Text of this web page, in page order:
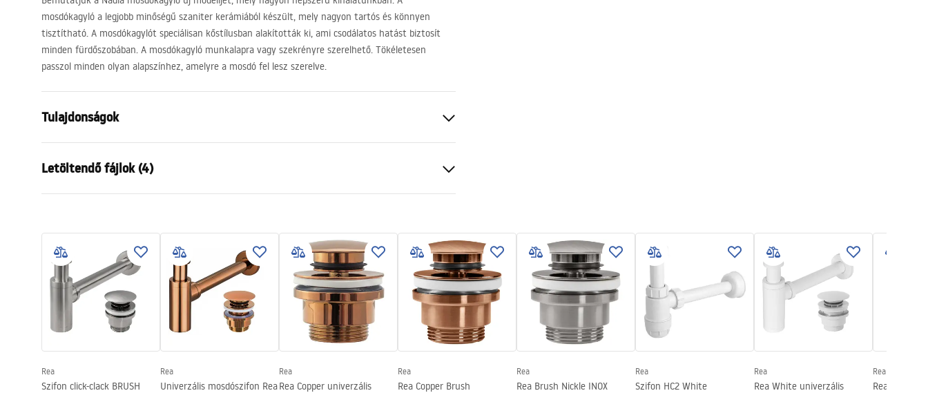
mosdókagyló a legjobb minőségű szaniter kerámiából készült, mely nagyon tartós és könnyen
tisztítható. A mosdókagylót speciálisan kőstílusban alakították ki, ami csodálatos hatást biztosít
minden fürdőszobában. A mosdókagyló munkalapra vagy szekrényre szerelhető. Tökéletesen
passzol minden olyan alapszínhez, amelyre a mosdó fel lesz szerelve.
Tulajdonságok
Anyag
Szín
Kőhatás
Szélesség
380
Magasság
mm
Forma
Csaptelep szerelési lyuk
Nem
Túlfolyónyílás
Letöltendő fájlok (4)
UMYWALKA SOFIA MINI AIAX SHINY
- NABLATOWA.pdf
Deklaracja Właściwości
Użytkowych
SOFIA MINI AIAX SHINY
Garanciális feltételek
Warranty_Terms_and_Conditions_
Basins_-_5.pdf
Rea
Szifon click-clack BRUSH
Rea
Univerzális mosdószifon Rea
Rea
Rea Copper univerzális
Rea
Rea Copper Brush
Rea
Rea Brush Nickle INOX
Rea
Szifon HC2 White
Rea
Rea White univerzális
Rea
Rea Gold